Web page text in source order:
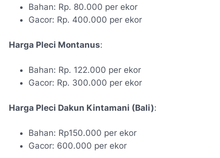
Bahan: Rp. 80.000 per ekor
Gacor: Rp. 400.000 per ekor
Harga Pleci Montanus:
Bahan: Rp. 122.000 per ekor
Gacor: Rp. 300.000 per ekor
Harga Pleci Dakun Kintamani (Bali):
Bahan: Rp150.000 per ekor
Gacor: 600.000 per ekor